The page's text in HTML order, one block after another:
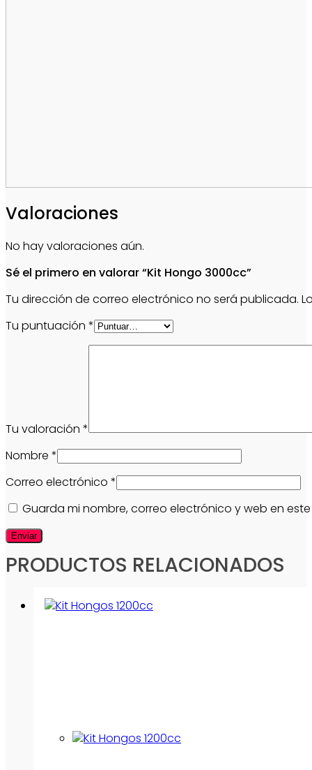
Valoraciones
No hay valoraciones aún.
Sé el primero en valorar “Kit Hongo 3000cc”
Tu dirección de correo electrónico no será publicada.
Tu puntuación *
Tu valoración *
Nombre *
Correo electrónico *
Guarda mi nombre, correo electrónico y web en
PRODUCTOS RELACIONADOS